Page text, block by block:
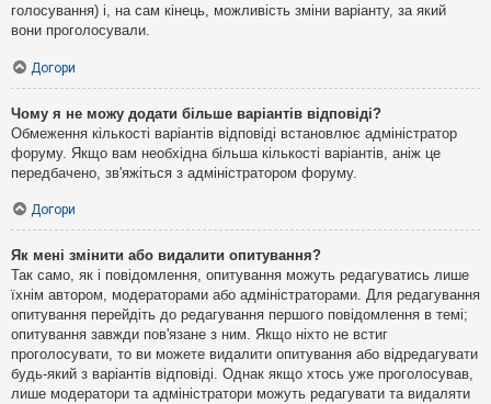
голосування) і, на сам кінець, можливість зміни варіанту, за який
вони проголосували.
Догори
Чому я не можу додати більше варіантів відповіді?
Обмеження кількості варіантів відповіді встановлює адміністратор
форуму. Якщо вам необхідна більша кількості варіантів, аніж це
передбачено, зв'яжіться з адміністратором форуму.
Догори
Як мені змінити або видалити опитування?
Так само, як і повідомлення, опитування можуть редагуватись лише
їхнім автором, модераторами або адміністраторами. Для редагування
опитування перейдіть до редагування першого повідомлення в темі;
опитування завжди пов'язане з ним. Якщо ніхто не встиг
проголосувати, то ви можете видалити опитування або відредагувати
будь-який з варіантів відповіді. Однак якщо хтось уже проголосував,
лише модератори та адміністратори можуть редагувати та видаляти